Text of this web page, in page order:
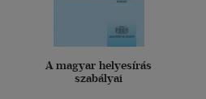
A magyar helyesírás
szabályai